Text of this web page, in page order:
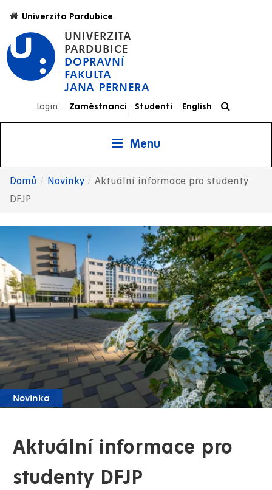
hlavnímu
obsahu
UNIVERZITA
PARDUBICE
DOPRAVNÍ
FAKULTA
JANA PERNERA
Univerzita Pardubice
Login: Zaměstnanci
|
Studenti English
Menu
Drobečková
navigace
Domů Novinky
Aktuální informace pro studenty
DFJP
Novinka
Aktuální informace pro
studenty DFJP